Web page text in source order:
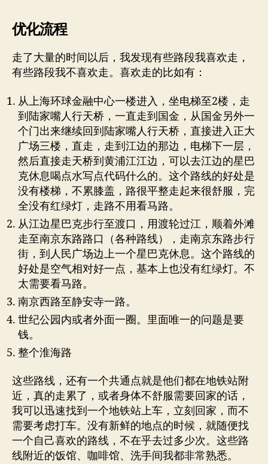
优化流程
走了大量的时间以后，我发现有些路段我喜欢走，
有些路段我不喜欢走。喜欢走的比如有：
从上海环球金融中心一楼进入，坐电梯至2楼，走
到陆家嘴人行天桥，一直走到国金，从国金另外一
个门出来继续回到陆家嘴人行天桥，直接进入正大
广场三楼，直走，走到江边的那边，电梯下一层，
然后直接走天桥到黄浦江江边，可以去江边的星巴
克休息喝点水写点代码什么的。这个路线的好处是
没有楼梯，不累膝盖，路很平整走起来很舒服，完
全没有红绿灯，走路不用看马路。
从江边星巴克步行至渡口，用渡轮过江，顺着外滩
走至南京东路路口（各种路线），走南京东路步行
街，到人民广场边上一个星巴克休息。这个路线的
好处是空气相对好一点，基本上也没有红绿灯。不
太需要看马路。
南京西路至静安寺一路。
世纪公园内或者外面一圈。里面唯一的问题是要
钱。
整个淮海路
这些路线，还有一个共通点就是他们都在地铁站附
近，真的走累了，或者身体不舒服需要回家的话，
我可以迅速找到一个地铁站上车，立刻回家，而不
需要考虑打车。没有新鲜的地点的时候，就随便找
一个自己喜欢的路线，不在乎去过多少次。这些路
线附近的饭馆、咖啡馆、洗手间我都非常熟悉。